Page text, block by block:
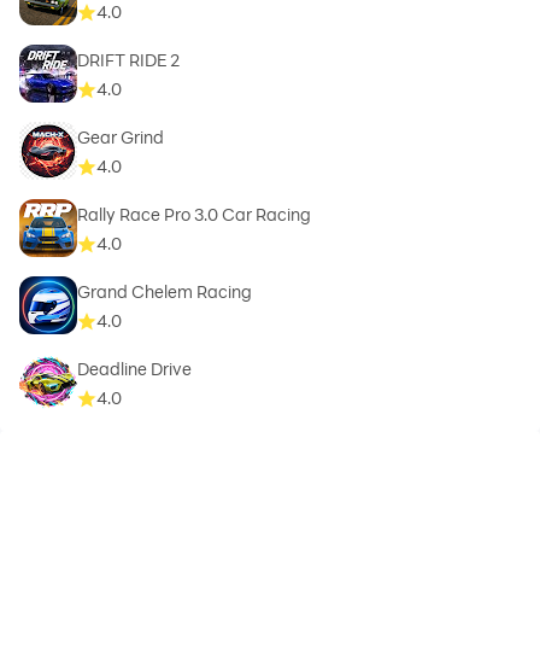
4.0
DRIFT RIDE 2
4.0
Gear Grind
4.0
Rally Race Pro 3.0 Car Racing
4.0
Grand Chelem Racing
4.0
Deadline Drive
4.0